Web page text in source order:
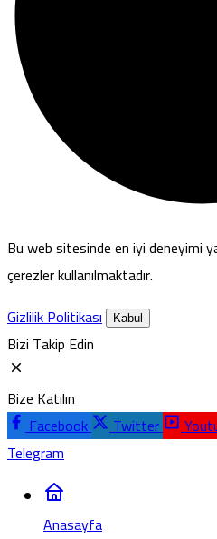
Bu web sitesinde en iyi deneyimi
çerezler kullanılmaktadır.
Gizlilik Politikası
Kabul
Bizi Takip Edin
Bize Katılın
Facebook
Twitter
Telegram
Anasayfa